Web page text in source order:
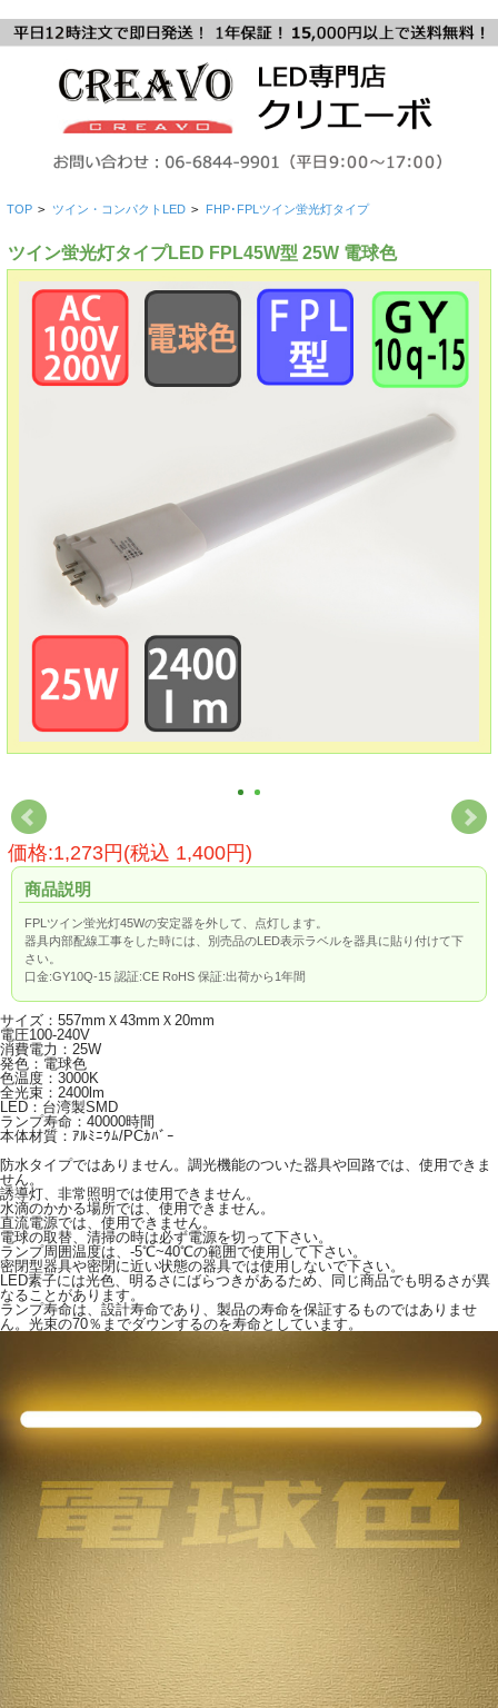
TOP > ツイン・コンパクトLED > FHP･FPLツイン蛍光灯タイプ
ツイン蛍光灯タイプLED FPL45W型 25W 電球色
価格:1,273円(税込 1,400円)
商品説明
FPLツイン蛍光灯45Wの安定器を外して、点灯します。
器具内部配線工事をした時には、別売品のLED表示ラベルを器具に貼り付けて下
さい。
口金:GY10Q-15 認証:CE RoHS 保証:出荷から1年間
サイズ：557mmＸ43mmＸ20mm
電圧100-240V
消費電力：25W
発色：電球色
色温度：3000K
全光束：2400lm
LED：台湾製SMD
ランプ寿命：40000時間
本体材質：ｱﾙﾐﾆｳﾑ/PCｶﾊﾞｰ
防水タイプではありません。調光機能のついた器具や回路では、使用できま
せん。
誘導灯、非常照明では使用できません。
水滴のかかる場所では、使用できません。
直流電源では、使用できません。
電球の取替、清掃の時は必ず電源を切って下さい。
ランプ周囲温度は、-5℃~40℃の範囲で使用して下さい。
密閉型器具や密閉に近い状態の器具では使用しないで下さい。
LED素子には光色、明るさにばらつきがあるため、同じ商品でも明るさが異
なることがあります。
ランプ寿命は、設計寿命であり、製品の寿命を保証するものではありませ
ん。光束の70％までダウンするのを寿命としています。